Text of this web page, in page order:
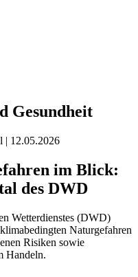
Gesundheit
| 12.05.2026
im Blick:
des DWD
Wetterdienstes (DWD)
Naturgefahren
Risiken sowie
Handeln.